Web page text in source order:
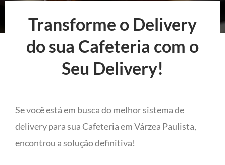
Transforme o Delivery
do sua Cafeteria com o
Seu Delivery!
Se você está em busca do melhor sistema de
delivery para sua Cafeteria em Várzea Paulista,
encontrou a solução definitiva!